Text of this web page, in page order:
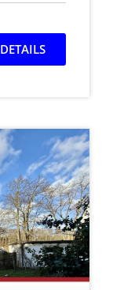
DETAILS